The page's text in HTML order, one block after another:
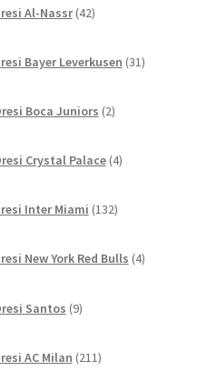
Al-Nassr 42izdelkov
Bayer Leverkusen 31izdelkov
Boca Juniors 2izdelka
Crystal Palace 4izdelki
Inter Miami 132izdelkov
New York Red Bulls 4izdelki
Santos 9izdelkov
AC Milan 211izdelkov